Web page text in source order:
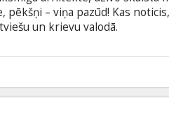
– viņa pazūd! Kas
un krievu valodā.